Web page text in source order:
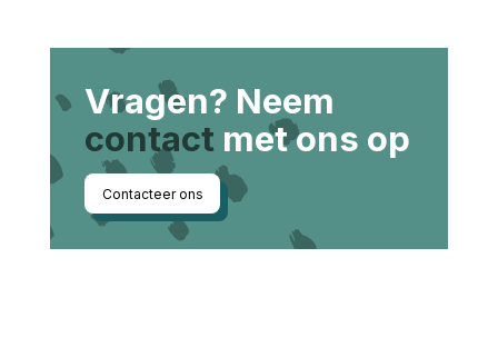
Vragen? Neem
contact met ons op
Contacteer ons